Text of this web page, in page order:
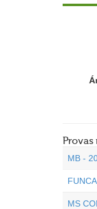
Provas
MB -
MS